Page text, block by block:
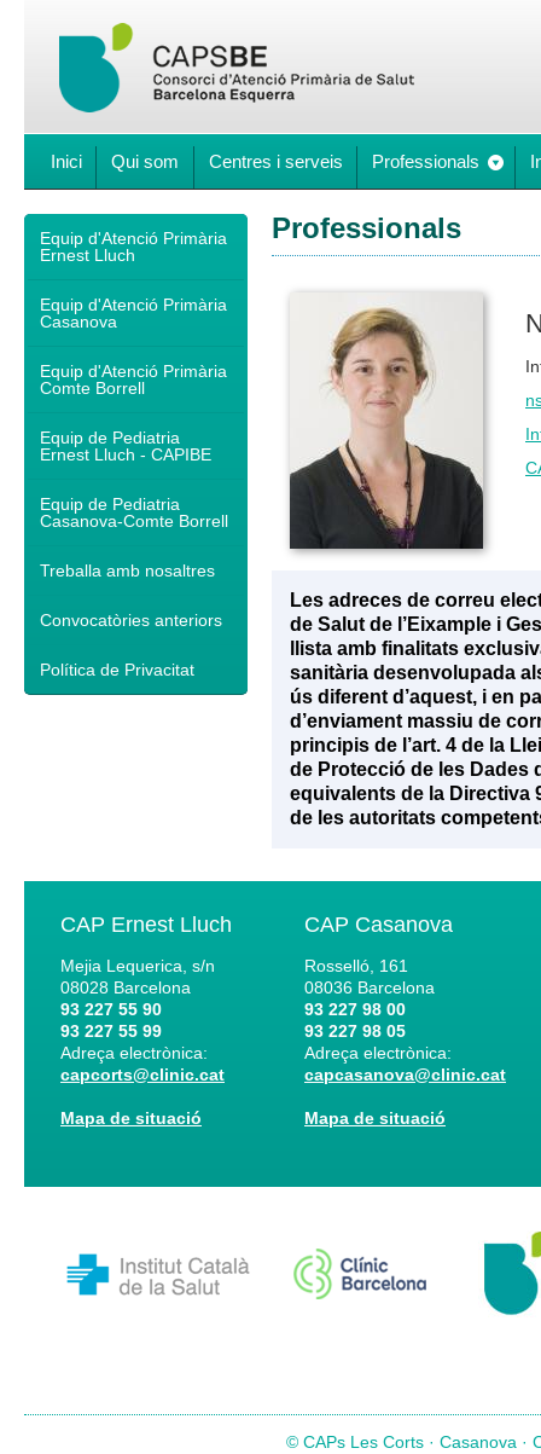
Inici Qui som Centres i serveis Professionals
Equip d'Atenció Primària
Ernest Lluch
Equip d'Atenció Primària
Casanova
Equip d'Atenció Primària
Comte Borrell
Equip de Pediatria
Ernest Lluch - CAPIBE
Equip de Pediatria
Casanova-Comte Borrell
Treballa amb nosaltres
Convocatòries anteriors
Política de Privacitat
Professionals
Les adreces de correu
de Salut de l’Eixample i
llista amb finalitats
sanitària desenvolupada
ús diferent d’aquest, i en
d’enviament massiu de
principis de l’art. 4 de la
de Protecció de les Dades
equivalents de la Directiva
de les autoritats
CAP Ernest Lluch
Mejia Lequerica, s/n
08028 Barcelona
93 227 55 90
93 227 55 99
Adreça electrònica:
capcorts@clinic.cat
Mapa de situació
CAP Casanova
Rosselló, 161
08036 Barcelona
93 227 98 00
93 227 98 05
Adreça electrònica:
capcasanova@clinic.cat
Mapa de situació
© CAPs Les Corts · Casanova ·